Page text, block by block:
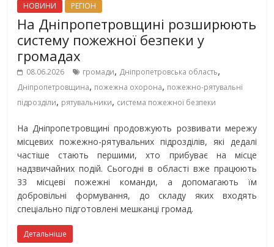
НОВИНИ РЕГІОН
На Дніпропетровщині розширюють
систему пожежної безпеки у
громадах
08.06.2026 громади, Дніпропетровська область,
Дніпропетровщина, пожежна охорона, пожежно-рятувальні
підрозділи, рятувальники, система пожежної безпеки
На Дніпропетровщині продовжують розвивати мережу
місцевих пожежно-рятувальних підрозділів, які дедалі
частіше стають першими, хто прибуває на місце
надзвичайних подій. Сьогодні в області вже працюють
33 місцеві пожежні команди, а допомагають їм
добровільні формування, до складу яких входять
спеціально підготовлені мешканці громад.
Детальніше